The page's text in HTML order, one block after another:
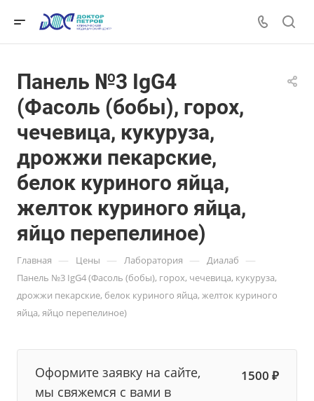
Панель №3 IgG4
(Фасоль (бобы), горох,
чечевица, кукуруза,
дрожжи пекарские,
белок куриного яйца,
желток куриного яйца,
яйцо перепелиное)
Главная — Цены — Лаборатория — Диалаб —
Панель №3 IgG4 (Фасоль (бобы), горох, чечевица, кукуруза,
дрожжи пекарские, белок куриного яйца, желток куриного
яйца, яйцо перепелиное)
Оформите заявку на сайте,
мы свяжемся с вами в
1500 ₽